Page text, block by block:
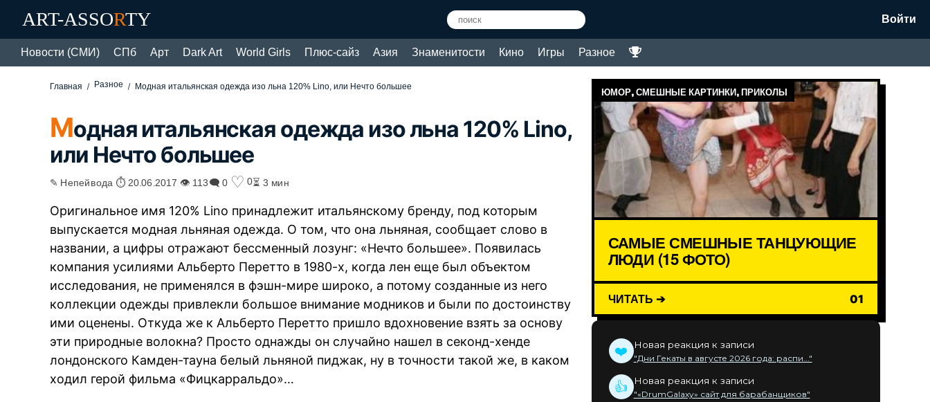
ART-ASSORTY Войти
Новости (СМИ) СПб Арт Dark Art World Girls Плюс-сайз Азия Знаменитости Кино Игры Разное
Главная Разное Модная итальянская одежда изо льна 120% Lino, или Нечто большее
Модная итальянская одежда изо льна 120% Lino,
или Нечто большее
✎ Непейвода ⏱ 20.06.2017 👁 113🗨 0 ♡ 0⏳ 3 мин
Оригинальное имя 120% Lino принадлежит итальянскому бренду, под которым
выпускается модная льняная одежда. О том, что она льняная, сообщает слово в
названии, а цифры отражают бессменный лозунг: «Нечто большее». Появилась
компания усилиями Альберто Перетто в 1980-х, когда лен еще был объектом
исследования, не применялся в фэшн-мире широко, а потому созданные из него
коллекции одежды привлекли большое внимание модников и были по достоинству
ими оценены. Откуда же к Альберто Перетто пришло вдохновение взять за основу
эти природные волокна? Просто однажды он случайно нашел в секонд-хенде
лондонского Камден-тауна белый льняной пиджак, ну в точности такой же, в каком
ходил герой фильма «Фицкарральдо»…
ЮМОР, СМЕШНЫЕ КАРТИНКИ, ПРИКОЛЫ
САМЫЕ СМЕШНЫЕ ТАНЦУЮЩИЕ
ЛЮДИ (15 ФОТО)
ЧИТАТЬ ➔ 01
❤️ Новая реакция к записи
"Дни Гекаты в августе 2026 года: распи..."
👍 Новая реакция к записи
"«DrumGalaxy» сайт для барабанщиков"